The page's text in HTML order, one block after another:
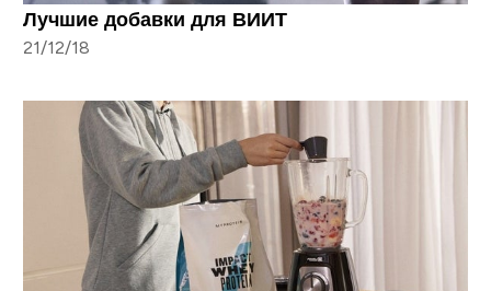
Лучшие добавки для ВИИТ
21/12/18